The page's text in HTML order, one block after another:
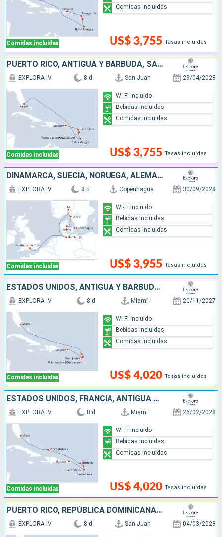
Comidas incluidas US$ 3,755 Tasas incluidas
Comidas incluidas
PUERTO RICO, ANTIGUA Y BARBUDA, SANTA LUCIA, ESTADOS UNIDOS
Comidas incluidas
EXPLORA IV 8 d San Juan 29/04/2028
US$ 3,755 Tasas incluidas
Wi-Fi incluido
Bebidas Incluidas
Comidas incluidas
DINAMARCA, SUECIA, NORUEGA, ALEMANIA, REINO UNIDO
Comidas incluidas
EXPLORA IV 8 d Copenhague 30/09/2028
US$ 3,955 Tasas incluidas
Wi-Fi incluido
Bebidas Incluidas
Comidas incluidas
ESTADOS UNIDOS, ANTIGUA Y BARBUDA, PUERTO RICO
Comidas incluidas
EXPLORA IV 8 d Miami 20/11/2027
US$ 4,020 Tasas incluidas
Wi-Fi incluido
Bebidas Incluidas
Comidas incluidas
ESTADOS UNIDOS, FRANCIA, ANTIGUA Y BARBUDA, PUERTO RICO
Comidas incluidas
EXPLORA IV 8 d Miami 26/02/2028
US$ 4,020 Tasas incluidas
Wi-Fi incluido
Bebidas Incluidas
Comidas incluidas
PUERTO RICO, REPÚBLICA DOMINICANA, ESTADOS UNIDOS, BAHAMAS
EXPLORA IV 8 d San Juan 04/03/2028